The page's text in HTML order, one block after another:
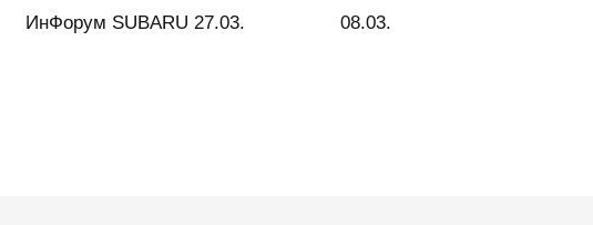
ИнФорум SUBARU 27.03.
08.03.